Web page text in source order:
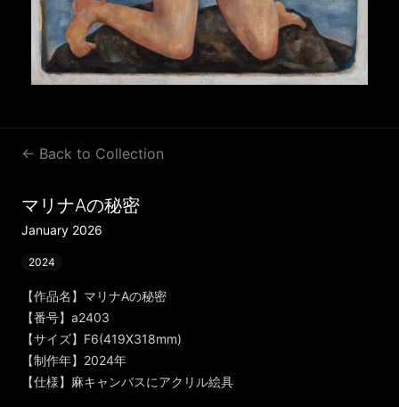
← Back to Collection
マリナAの秘密
January 2026
2024
【作品名】マリナAの秘密
【番号】a2403
【サイズ】F6(419X318mm)
【制作年】2024年
【仕様】麻キャンバスにアクリル絵具